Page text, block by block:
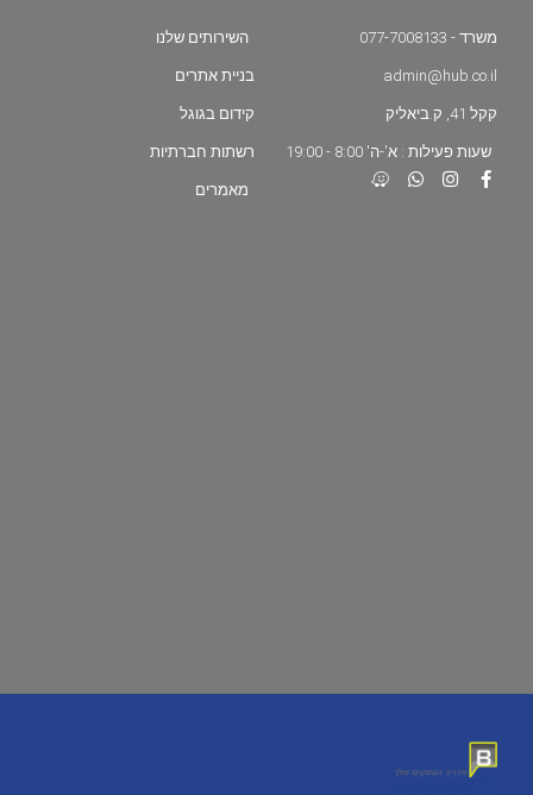
משרד - 077-7008133
admin@hub.co.il
קקל 41, ק.ביאליק
שעות פעילות : א'-ה' 8:00 - 19:00
השירותים שלנו
בניית אתרים
קידום בגוגל
רשתות חברתיות
מאמרים